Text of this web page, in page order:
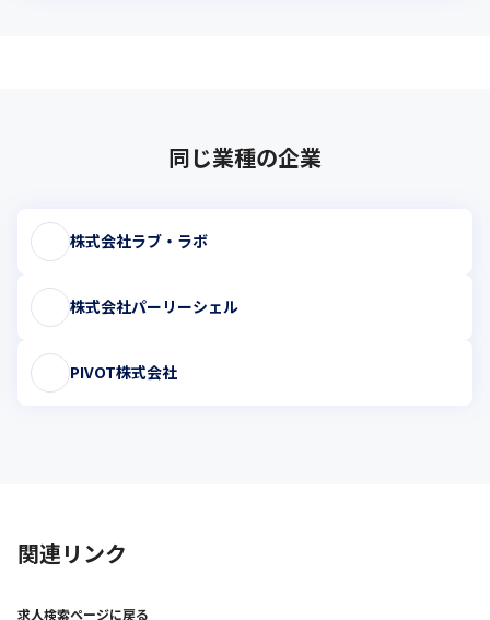
同じ業種の企業
株式会社ラブ・ラボ
株式会社パーリーシェル
PIVOT株式会社
関連リンク
求人検索ページに戻る